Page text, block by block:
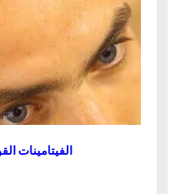
الفيتامينات